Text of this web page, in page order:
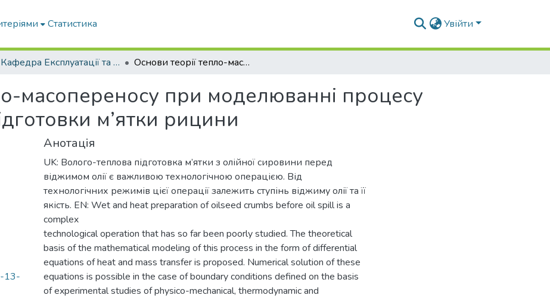
Статистика Увійти
Кафедра Експлуатації та технічного сервісу машин Основи теорії тепло-масопереносу при моделюванні процесу волого-теплової підготовки м’ятки рицини
масопереносу при моделюванні процесу
м’ятки рицини
13-
Анотація
UK: Волого-теплова підготовка м’ятки з олійної сировини перед
віджимом олії є важливою технологічною операцією. Від
технологічних режимів цієї операції залежить ступінь віджиму олії та її
якість. EN: Wet and heat preparation of oilseed crumbs before oil spill is a
complex
technological operation that has so far been poorly studied. The theoretical
basis of the mathematical modeling of this process in the form of differential
equations of heat and mass transfer is proposed. Numerical solution of these
equations is possible in the case of boundary conditions defined on the basis
of experimental studies of physico-mechanical, thermodynamic and